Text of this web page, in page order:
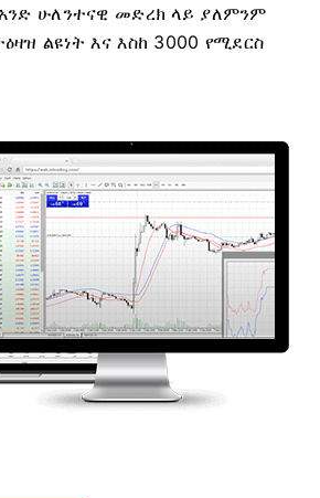
ሁለንተናዊ መድረክ ላይ ያለምንም
ልዩነት እና እስከ 3000 የሚደርስ